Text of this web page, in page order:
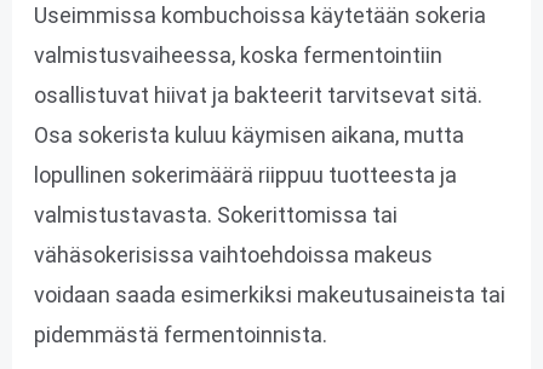
Useimmissa kombuchoissa käytetään sokeria
valmistusvaiheessa, koska fermentointiin
osallistuvat hiivat ja bakteerit tarvitsevat sitä.
Osa sokerista kuluu käymisen aikana, mutta
lopullinen sokerimäärä riippuu tuotteesta ja
valmistustavasta. Sokerittomissa tai
vähäsokerisissa vaihtoehdoissa makeus
voidaan saada esimerkiksi makeutusaineista tai
pidemmästä fermentoinnista.